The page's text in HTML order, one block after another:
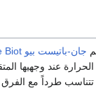
جان-باتيست بيو Biot
تتناسب طرداً مع